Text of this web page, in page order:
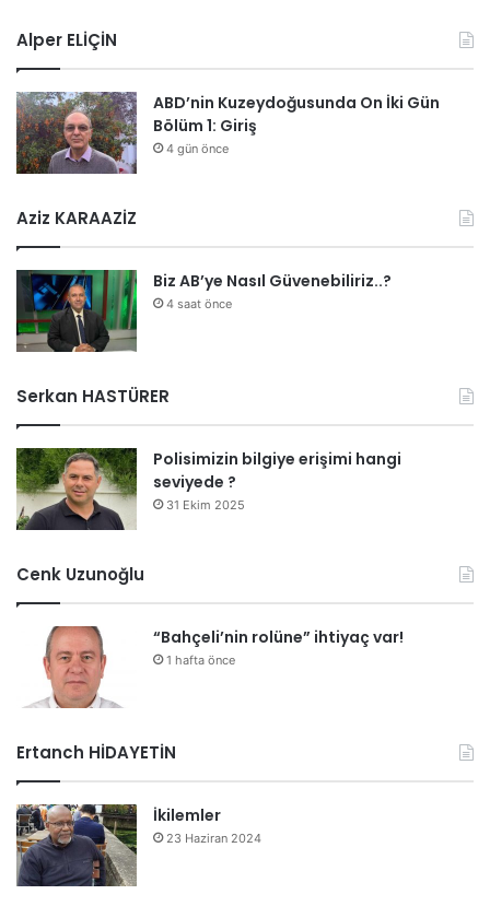
Alper ELİÇİN
ABD’nin Kuzeydoğusunda On İki Gün
Bölüm 1: Giriş
4 gün önce
Aziz KARAAZİZ
Biz AB’ye Nasıl Güvenebiliriz..?
4 saat önce
Serkan HASTÜRER
Polisimizin bilgiye erişimi hangi
seviyede ?
31 Ekim 2025
Cenk Uzunoğlu
“Bahçeli’nin rolüne” ihtiyaç var!
1 hafta önce
Ertanch HİDAYETİN
İkilemler
23 Haziran 2024